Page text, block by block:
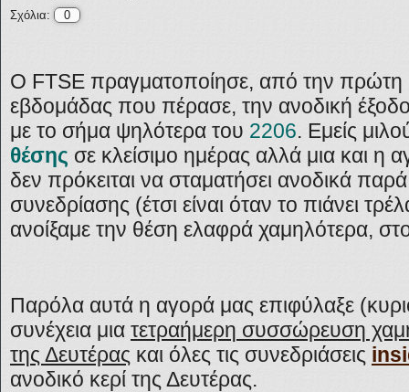
Σχόλια: 0
Ο FTSE πραγματοποίησε, από την πρώτη
εβδομάδας που πέρασε, την ανοδική
με το σήμα ψηλότερα του 2206. Εμείς
θέσης σε κλείσιμο ημέρας αλλά μια και η
δεν πρόκειται να σταματήσει ανοδικά
συνεδρίασης (έτσι είναι όταν το πιάνει
ανοίξαμε την θέση ελαφρά χαμηλότερα,
Παρόλα αυτά η αγορά μας επιφύλαξε
συνέχεια μια τετραήμερη συσσώρευση
της Δευτέρας και όλες τις συνεδριάσεις
ανοδικό κερί της Δευτέρας.